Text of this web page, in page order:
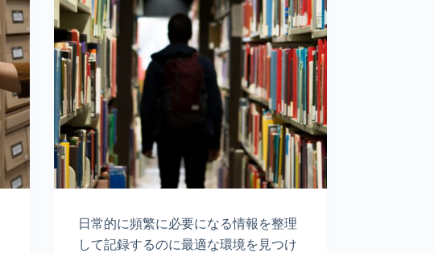
日常的に頻繁に必要になる情報を整理
して記録するのに最適な環境を見つけ